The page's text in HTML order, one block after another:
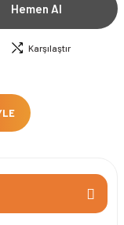
Hemen Al
Karşılaştır